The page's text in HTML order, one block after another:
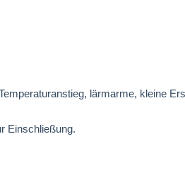
lärmarme, kleine
Einschließung.